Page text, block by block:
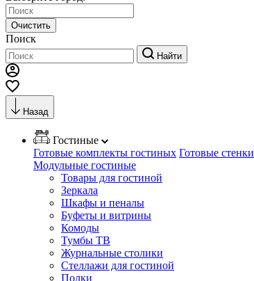
Очистить
Поиск
Найти
Назад
Гостиные
Готовые комплекты гостиных Готовые стенки
Модульные гостиные
Товары для гостиной
Зеркала
Шкафы и пеналы
Буфеты и витрины
Комоды
Тумбы ТВ
Журнальные столики
Стеллажи для гостиной
Полки